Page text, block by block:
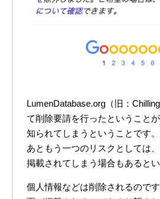
LumenDatabase.org（旧：
て削除要請を行ったということ
知られてしまうということです。
あともう一つのリスクとしては
掲載されてしまう場合もあるとい
個人情報などは削除されるので